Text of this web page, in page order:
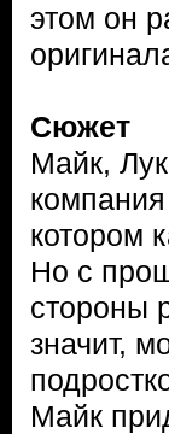
этом он
Сюжет
Майк,
котором
Но с
стороны
значит,
Майк